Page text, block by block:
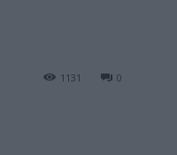
0
1131